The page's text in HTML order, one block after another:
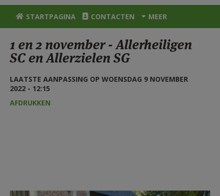
VIERINGEN
ZOEKEN
HULP
STARTPAGINA CONTACTEN MEER
1 en 2 november - Allerheiligen
SC en Allerzielen SG
LAATSTE AANPASSING OP WOENSDAG 9 NOVEMBER
2022 - 12:15
AFDRUKKEN